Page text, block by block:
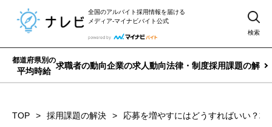
全国のアルバイト採用情報を届ける
メディア-マイナビバイト公式
検索
都道府県別の
平均時給
求職者の動向企業の求人動向法律・制度採用課題の解決
TOP 採用課題の解決 応募を増やすにはどうすればいい？求